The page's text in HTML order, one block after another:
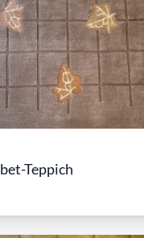
Teppich